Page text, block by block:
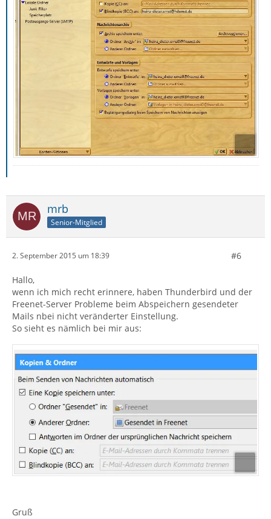
mrb
Senior-Mitglied
2. September 2015 um 18:39 #6
Hallo,
wenn ich mich recht erinnere, haben Thunderbird und der
Freenet-Server Probleme beim Abspeichern gesendeter
Mails nbei nicht veränderter Einstellung.
So sieht es nämlich bei mir aus:
Gruß